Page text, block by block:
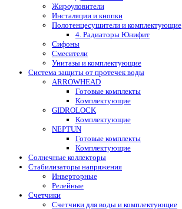
Жироуловители
Инсталяции и кнопки
Полотенцесушители и комплектующие
4. Радиаторы Юнифит
Сифоны
Смесители
Унитазы и комплектующие
Система защиты от протечек воды
ARROWHEAD
Готовые комплекты
Комплектующие
GIDROLOCK
Комплектующие
NEPTUN
Готовые комплекты
Комплектующие
Солнечные коллекторы
Стабилизаторы напряжения
Инверторные
Релейные
Счетчики
Счетчики для воды и комплектующие